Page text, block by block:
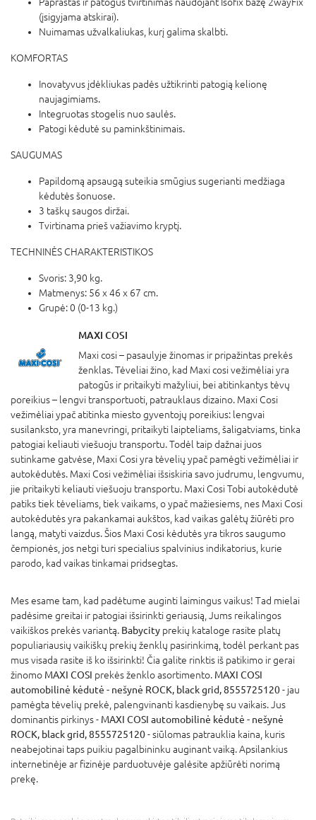
(įsigyjama atskirai).
Nuimamas užvalkaliukas, kurį galima skalbti.
KOMFORTAS
Inovatyvus įdėkliukas padės užtikrinti patogią kelionę
naujagimiams.
Integruotas stogelis nuo saulės.
Patogi kėdutė su paminkštinimais.
SAUGUMAS
Papildomą apsaugą suteikia smūgius sugerianti medžiaga
kėdutės šonuose.
3 taškų saugos diržai.
Tvirtinama prieš važiavimo kryptį.
TECHNINĖS CHARAKTERISTIKOS
Svoris: 3,90 kg.
Matmenys: 56 x 46 x 67 cm.
Grupė: 0 (0-13 kg.)
MAXI COSI
Maxi cosi – pasaulyje žinomas ir pripažintas prekės
ženklas. Tėveliai žino, kad Maxi cosi vežimėliai yra
patogūs ir pritaikyti mažyliui, bei atitinkantys tėvų
poreikius – lengvi transportuoti, patrauklaus dizaino. Maxi Cosi
vežimėliai ypač atitinka miesto gyventojų poreikius: lengvai
susilanksto, yra manevringi, pritaikyti laipteliams, šaligatviams, tinka
patogiai keliauti viešuoju transportu. Todėl taip dažnai juos
sutinkame gatvėse, Maxi Cosi yra tėvelių ypač pamėgti vežimėliai ir
autokėdutės. Maxi Cosi vežimėliai išsiskiria savo judrumu, lengvumu,
jie pritaikyti keliauti viešuoju transportu. Maxi Cosi Tobi autokėdutė
patiks tiek tėveliams, tiek vaikams, o ypač mažiesiems, nes Maxi Cosi
autokėdutės yra pakankamai aukštos, kad vaikas galėtų žiūrėti pro
langą, matyti vaizdus. Šios Maxi Cosi kėdutės yra tikros saugumo
čempionės, jos netgi turi specialius spalvinius indikatorius, kurie
parodo, kad vaikas tinkamai pridsegtas.
Mes esame tam, kad padėtume auginti laimingus vaikus! Tad mielai
padėsime greitai ir patogiai išsirinkti geriausią, Jums reikalingos
vaikiškos prekės variantą. Babycity prekių kataloge rasite platų
populiariausių vaikiškų prekių ženklų pasirinkimą, todėl perkant pas
mus visada rasite iš ko išsirinkti! Čia galite rinktis iš patikimo ir gerai
žinomo MAXI COSI prekės ženklo asortimento. MAXI COSI
automobilinė kėdutė - nešynė ROCK, black grid, 8555725120- jau
pamėgta tėvelių prekė, palengvinanti kasdienybę su vaikais. Jus
dominantis pirkinys - MAXI COSI automobilinė kėdutė - nešynė
ROCK, black grid, 8555725120- siūlomas patrauklia kaina, kuris
neabejotinai taps puikiu pagalbininku auginant vaiką. Apsilankius
internetinėje ar fizinėje parduotuvėje galėsite apžiūrėti norimą
prekę.